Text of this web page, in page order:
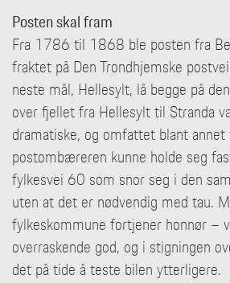
Posten skal fram
Fra 1786 til 1868 ble posten fra
fraktet på Den Trondhjemske
neste mål, Hellesylt, lå begge på
over fjellet fra Hellesylt til Stranda
dramatiske, og omfattet blant annet
postombæreren kunne holde seg
fylkesvei 60 som snor seg i den
uten at det er nødvendig med tau.
fylkeskommune fortjener honnør –
overraskende god, og i stigningen
det på tide å teste bilen ytterligere.